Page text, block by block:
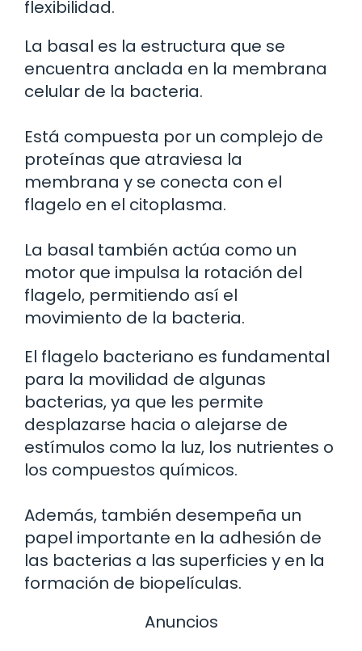
flexibilidad.
La basal es la estructura que se
encuentra anclada en la membrana
celular de la bacteria.
Está compuesta por un complejo de
proteínas que atraviesa la
membrana y se conecta con el
flagelo en el citoplasma.
La basal también actúa como un
motor que impulsa la rotación del
flagelo, permitiendo así el
movimiento de la bacteria.
El flagelo bacteriano es fundamental
para la movilidad de algunas
bacterias, ya que les permite
desplazarse hacia o alejarse de
estímulos como la luz, los nutrientes o
los compuestos químicos.
Además, también desempeña un
papel importante en la adhesión de
las bacterias a las superficies y en la
formación de biopelículas.
Anuncios